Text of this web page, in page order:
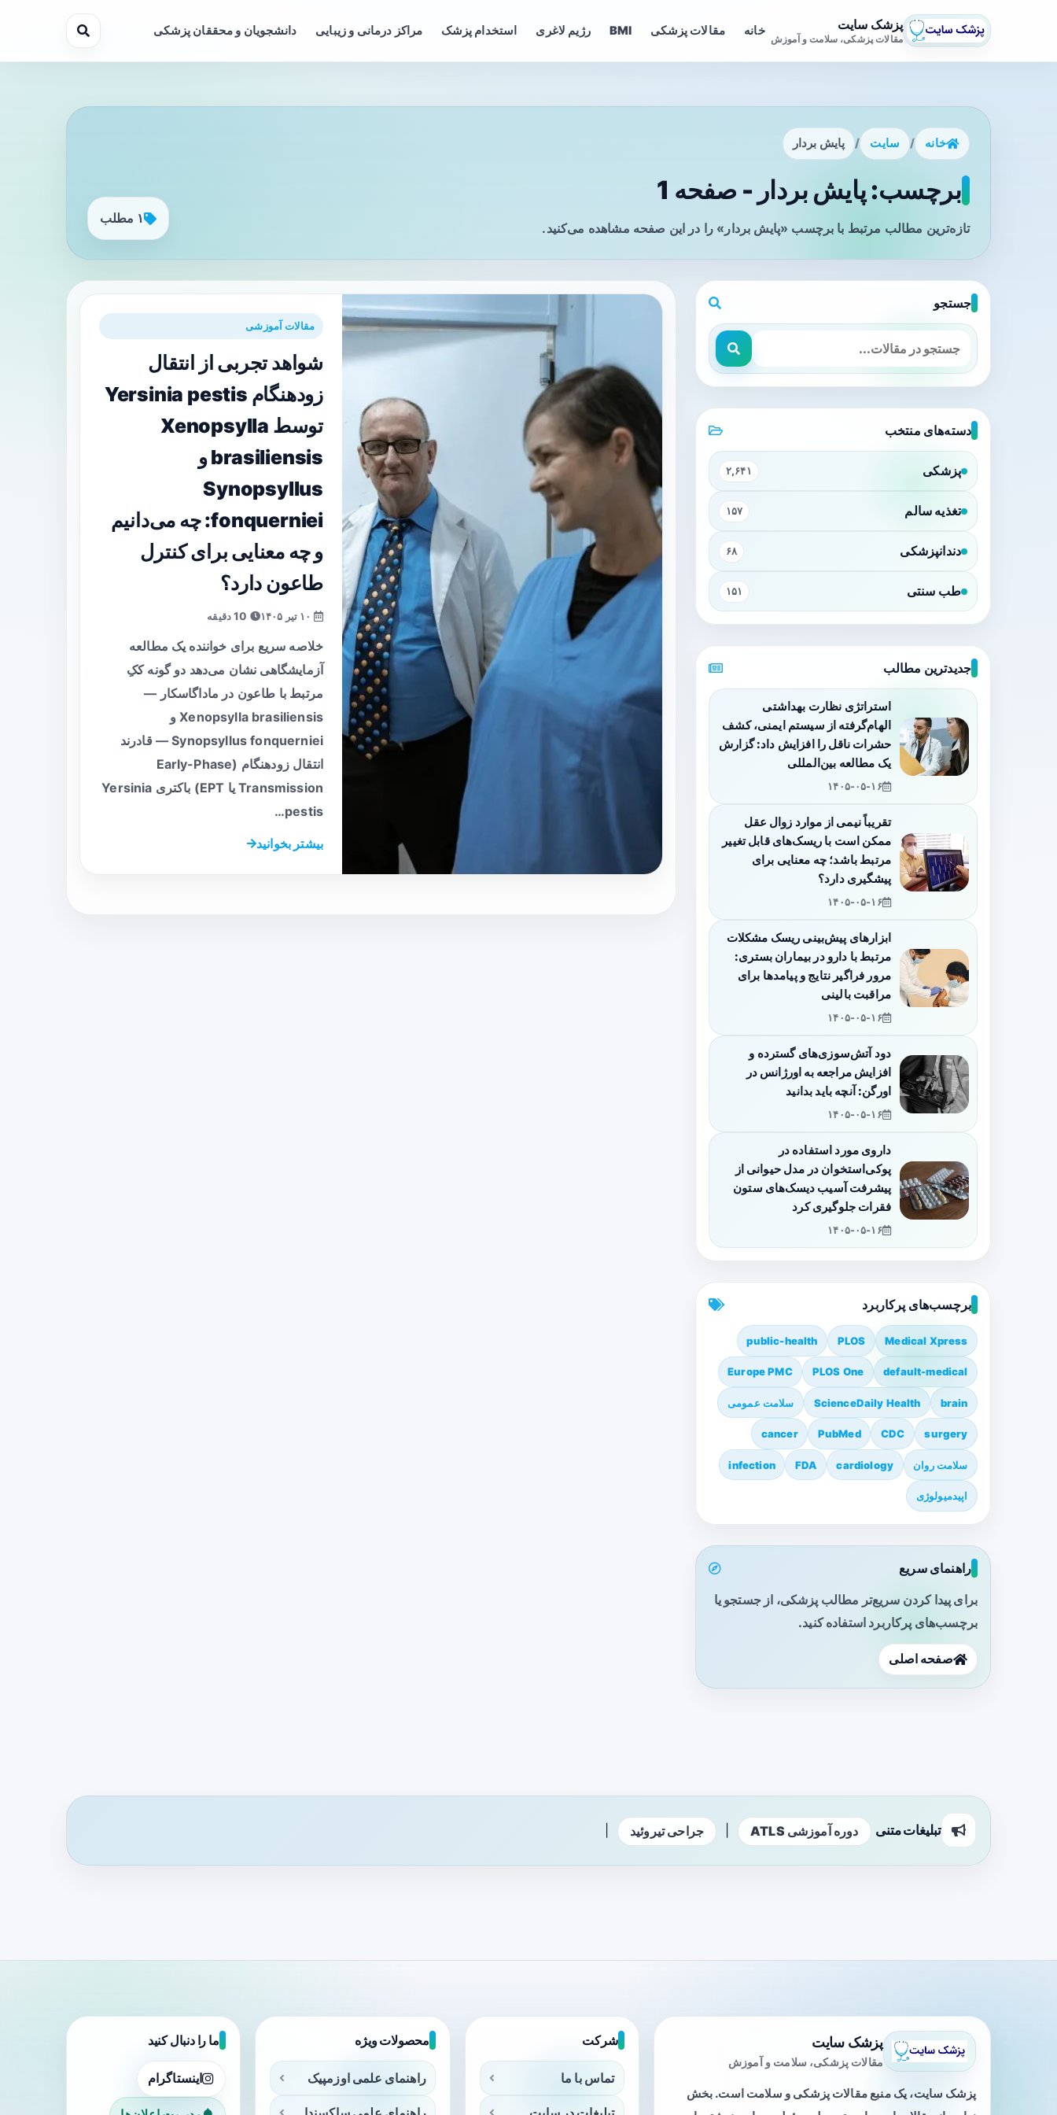
پزشک سایت
مقالات پزشکی، سلامت و آموزش
خانه مقالات پزشکی BMI رژیم لاغری استخدام پزشک مراکز درمانی و زیبایی دانشجویان و محققان پزشکی
خانه / سایت / پایش بردار
برچسب: پایش بردار - صفحه 1
تازه‌ترین مطالب مرتبط با برچسب «پایش بردار» را در این صفحه مشاهده می‌کنید.
۱ مطلب
مقالات آموزشی
شواهد تجربی از انتقال
زودهنگام Yersinia pestis
توسط Xenopsylla
brasiliensis و
Synopsyllus
fonquerniei: چه می‌دانیم
و چه معنایی برای کنترل
طاعون دارد؟
خلاصه سریع برای خواننده یک مطالعه
آزمایشگاهی نشان می‌دهد دو گونه ککِ
مرتبط با طاعون در ماداگاسکار —
Xenopsylla brasiliensis و
Synopsyllus fonquerniei — قادرند
انتقال زودهنگام (Early-Phase
Transmission یا EPT) باکتری Yersinia
pestis…
بیشتر بخوانید
جستجو
دسته‌های منتخب
پزشکی ۲,۶۴۱
تغذیه سالم ۱۵۷
دندانپزشکی ۶۸
طب سنتی ۱۵۱
جدیدترین مطالب
استراتژی نظارت بهداشتی
الهام‌گرفته از سیستم ایمنی، کشف
حشرات ناقل را افزایش داد: گزارش
یک مطالعه بین‌المللی
۱۴۰۵-۰۵-۱۶
تقریباً نیمی از موارد زوال عقل
ممکن است با ریسک‌های قابل تغییر
مرتبط باشد؛ چه معنایی برای
پیشگیری دارد؟
۱۴۰۵-۰۵-۱۶
ابزارهای پیش‌بینی ریسک مشکلات
مرتبط با دارو در بیماران بستری:
مرور فراگیر نتایج و پیامدها برای
مراقبت بالینی
۱۴۰۵-۰۵-۱۶
دود آتش‌سوزی‌های گسترده و
افزایش مراجعه به اورژانس در
اورگن: آنچه باید بدانید
۱۴۰۵-۰۵-۱۶
داروی مورد استفاده در
پوکی‌استخوان در مدل حیوانی از
پیشرفت آسیب دیسک‌های ستون
فقرات جلوگیری کرد
۱۴۰۵-۰۵-۱۶
برچسب‌های پرکاربرد
Medical Xpress
PLOS
public-health
default-medical
PLOS One
Europe PMC
brain
ScienceDaily Health سلامت عمومی
surgery
CDC
PubMed
cancer
سلامت روان cardiology
FDA
infection
اپیدمیولوژی
راهنمای سریع
برای پیدا کردن سریع‌تر مطالب پزشکی، از جستجو یا
برچسب‌های پرکاربرد استفاده کنید.
صفحه اصلی
تبلیغات متنی دوره آموزشی ATLS جراحی تیروئید
پزشک سایت
مقالات پزشکی، سلامت و آموزش
پزشک سایت، یک منبع مقالات پزشکی و سلامت است. بخش
شرکت
تماس با ما
محصولات ویژه
راهنمای علمی اوزمپیک
ما را دنبال کنید
اینستاگرام